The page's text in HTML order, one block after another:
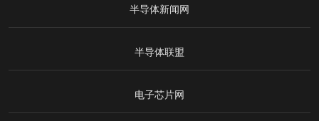
半导体新闻网
半导体联盟
电子芯片网